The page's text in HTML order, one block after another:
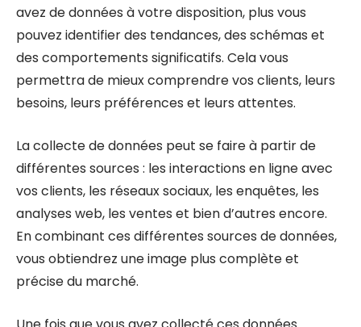
avez de données à votre disposition, plus vous
pouvez identifier des tendances, des schémas et
des comportements significatifs. Cela vous
permettra de mieux comprendre vos clients, leurs
besoins, leurs préférences et leurs attentes.
La collecte de données peut se faire à partir de
différentes sources : les interactions en ligne avec
vos clients, les réseaux sociaux, les enquêtes, les
analyses web, les ventes et bien d’autres encore.
En combinant ces différentes sources de données,
vous obtiendrez une image plus complète et
précise du marché.